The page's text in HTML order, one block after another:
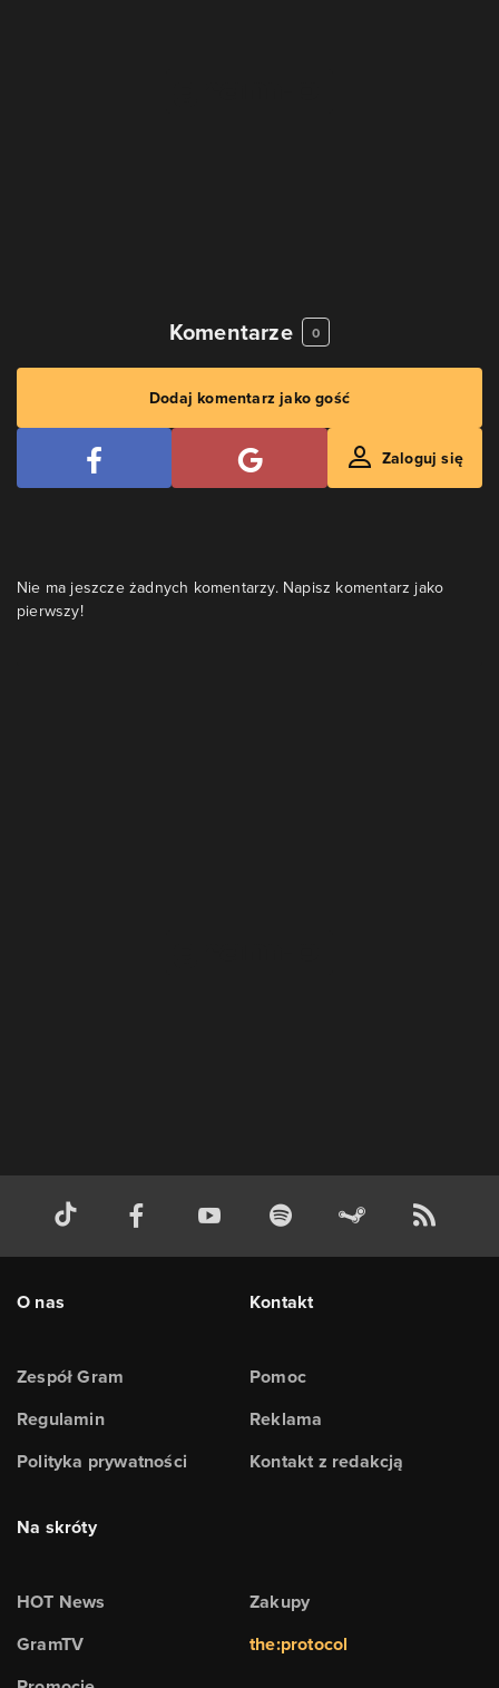
Komentarze 0
Dodaj komentarz jako gość
Zaloguj się
Nie ma jeszcze żadnych komentarzy. Napisz komentarz jako
pierwszy!
O nas
Zespół Gram
Regulamin
Polityka prywatności
Kontakt
Pomoc
Reklama
Kontakt z redakcją
Na skróty
HOT News
GramTV
Zakupy
the:protocol